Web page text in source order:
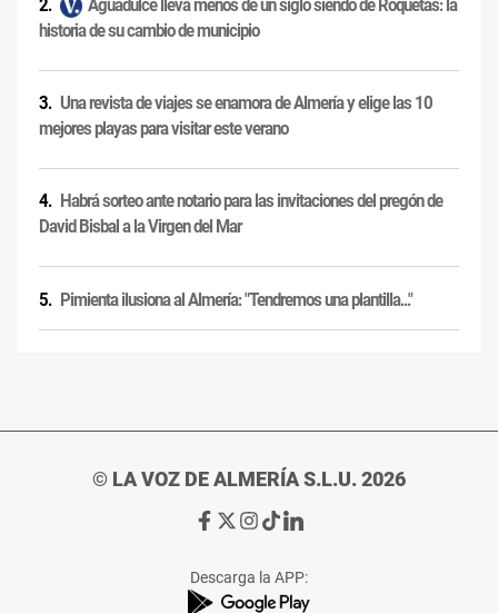
Aguadulce lleva menos de un siglo siendo de Roquetas: la
historia de su cambio de municipio
Una revista de viajes se enamora de Almería y elige las 10
mejores playas para visitar este verano
Habrá sorteo ante notario para las invitaciones del pregón de
David Bisbal a la Virgen del Mar
Pimienta ilusiona al Almería: "Tendremos una plantilla..."
© LA VOZ DE ALMERÍA S.L.U. 2026
Ir
de
Ir
de
Ir
de
Ir
de
Ir
de
Descarga la APP: